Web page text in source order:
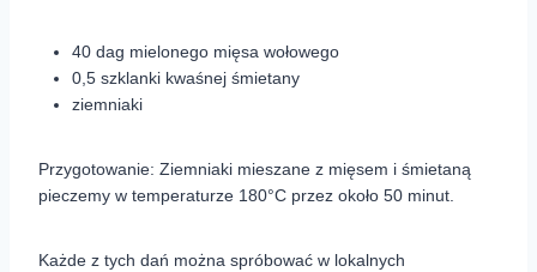
40 dag mielonego mięsa wołowego
0,5 szklanki kwaśnej śmietany
ziemniaki
Przygotowanie: Ziemniaki mieszane z mięsem i śmietaną
pieczemy w temperaturze 180°C przez około 50 minut.
Każde z tych dań można spróbować w lokalnych